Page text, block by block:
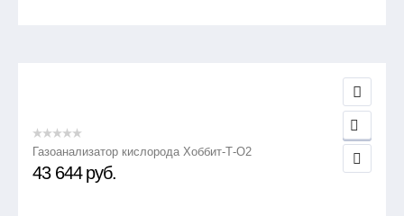
Газоанализатор кислорода Хоббит-Т-О2
43 644 руб.